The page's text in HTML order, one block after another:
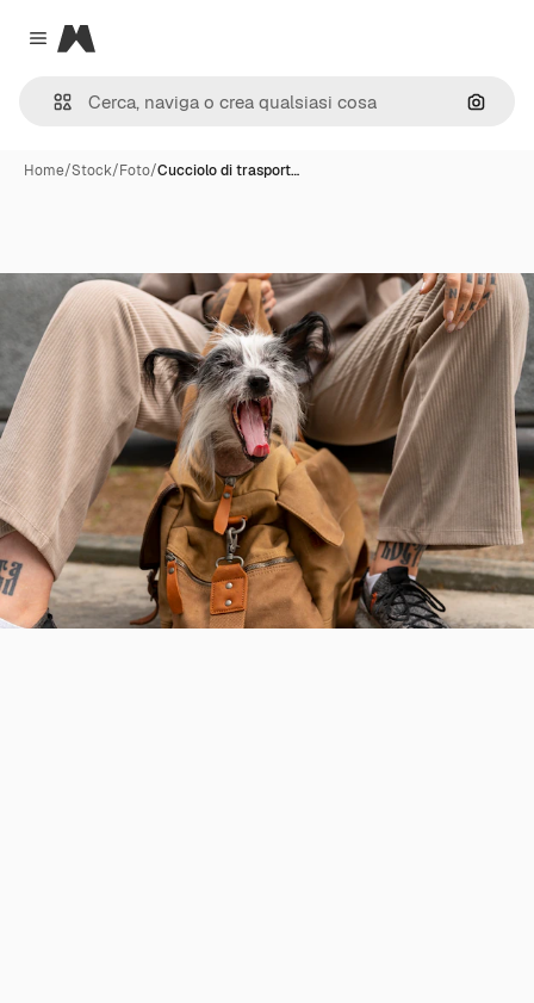
Close menu
Magnific
Cerca
Home/Stock/Foto/Cucciolo di trasport…